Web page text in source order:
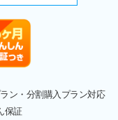
ン・分割購入プラン対応
保証